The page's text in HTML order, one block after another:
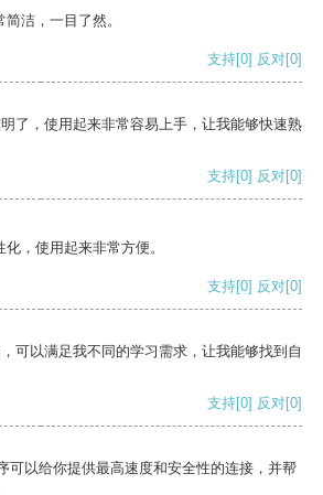
洁，一目了然。
支持[0] 反对[0]
了，使用起来非常容易上手，让我能够快速熟
支持[0] 反对[0]
，使用起来非常方便。
支持[0] 反对[0]
可以满足我不同的学习需求，让我能够找到自
支持[0] 反对[0]
可以给你提供最高速度和安全性的连接，并帮